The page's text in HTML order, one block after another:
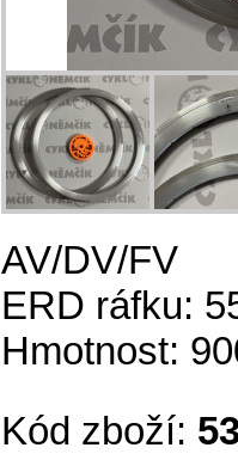
AV/DV/FV
ERD ráfku:
Hmotnost:
Kód zboží: